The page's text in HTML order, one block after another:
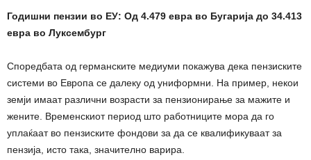
Годишни пензии во ЕУ: Од 4.479 евра во Бугарија до 34.413
евра во Луксембург
Споредбата од германските медиуми покажува дека пензиските
системи во Европа се далеку од униформни. На пример, некои
земји имаат различни возрасти за пензионирање за мажите и
жените. Временскиот период што работниците мора да го
уплаќаат во пензиските фондови за да се квалификуваат за
пензија, исто така, значително варира.